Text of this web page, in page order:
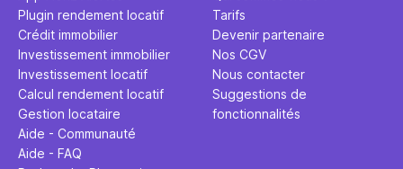
Plugin rendement locatif
Crédit immobilier
Investissement immobilier
Investissement locatif
Calcul rendement locatif
Gestion locataire
Aide - Communauté
Aide - FAQ
Tarifs
Devenir partenaire
Nos CGV
Nous contacter
Suggestions de
fonctionnalités